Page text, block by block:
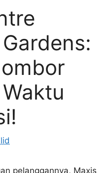
pelanggannya, Maxis